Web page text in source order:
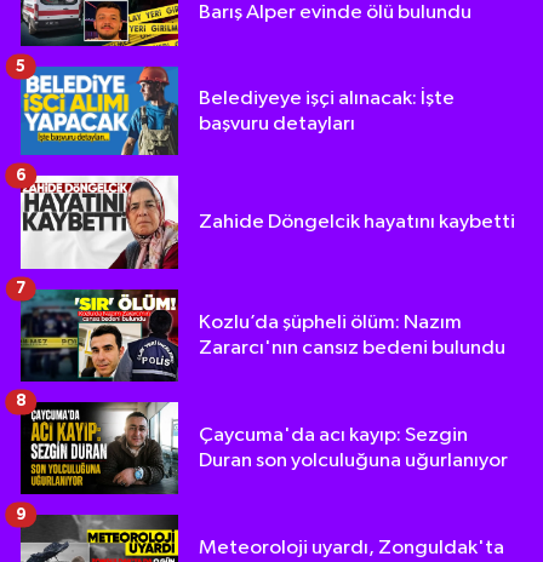
Barış Alper evinde ölü bulundu
Belediyeye işçi alınacak: İşte
başvuru detayları
5
Zahide Döngelcik hayatını kaybetti
6
Kozlu’da şüpheli ölüm: Nazım
Zararcı'nın cansız bedeni bulundu
7
Çaycuma'da acı kayıp: Sezgin
Duran son yolculuğuna uğurlanıyor
8
Meteoroloji uyardı, Zonguldak'ta
9